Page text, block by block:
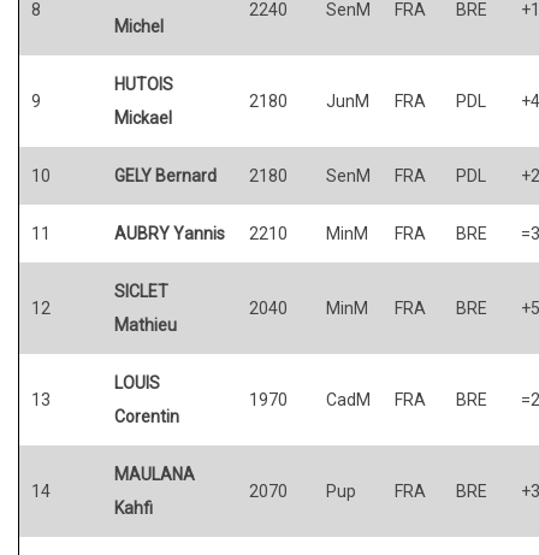
8
Michel
2240 SenM FRA BRE
9
HUTOIS
Mickael
2180 JunM FRA PDL
10 GELY Bernard 2180 SenM FRA PDL
11 AUBRY Yannis 2210 MinM FRA BRE
12
SICLET
Mathieu
2040 MinM FRA BRE
13
LOUIS
Corentin
1970 CadM FRA BRE
14
MAULANA
Kahfi
2070 Pup FRA BRE